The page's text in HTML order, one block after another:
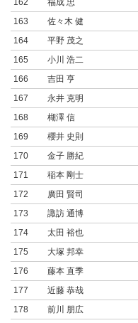
162
福成 忠
163
佐々木 健
164
平野 茂之
165
小川 浩二
166
吉田 亨
167
永井 克明
168
楜澤 信
169
櫻井 史則
170
金子 勝紀
171
稲本 剛士
172
廣田 賢司
173
諏訪 通博
174
太田 裕也
175
大塚 邦幸
176
藤本 直季
177
近藤 恭哉
178
前川 朋広